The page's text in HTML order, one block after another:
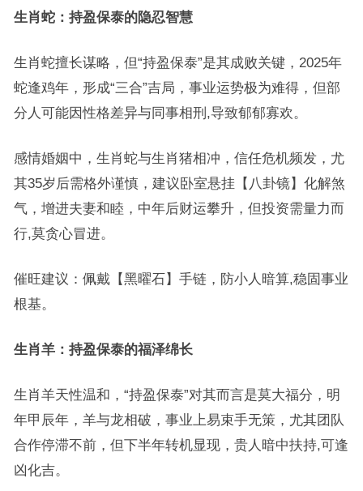
生肖蛇：持盈保泰的隐忍智慧
生肖蛇擅长谋略，但“持盈保泰”是其成败关键，2025年
蛇逢鸡年，形成“三合”吉局，事业运势极为难得，但部
分人可能因性格差异与同事相刑,导致郁郁寡欢。
感情婚姻中，生肖蛇与生肖猪相冲，信任危机频发，尤
其35岁后需格外谨慎，建议卧室悬挂【八卦镜】化解煞
气，增进夫妻和睦，中年后财运攀升，但投资需量力而
行,莫贪心冒进。
催旺建议：佩戴【黑曜石】手链，防小人暗算,稳固事业
根基。
生肖羊：持盈保泰的福泽绵长
生肖羊天性温和，“持盈保泰”对其而言是莫大福分，明
年甲辰年，羊与龙相破，事业上易束手无策，尤其团队
合作停滞不前，但下半年转机显现，贵人暗中扶持,可逢
凶化吉。